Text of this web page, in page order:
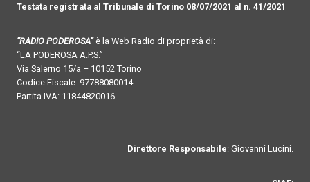
Testata registrata al Tribunale di Torino 08/07/2021 al n. 41/2021
“RADIO PODEROSA”è la Web Radio di proprietà di:
“LA PODEROSA A.P.S.”
Via Salerno 15/a – 10152 Torino
Codice Fiscale: 97788080014
Partita IVA: 11844820016
Direttore Responsabile: Giovanni Lucini.